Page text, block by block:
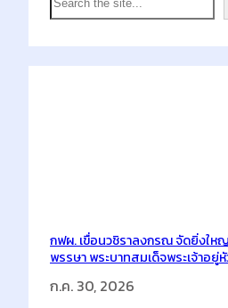
e
a
r
กฟผ. เขื่อนวชิราลงกรณ จัดยิ่งให
พรรษา พระบาทสมเด็จพระเจ้าอยู่
ก.ค. 30, 2026